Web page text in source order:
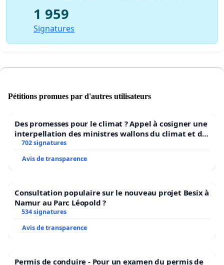
Lorsque chaque minute compte, vous pouvez
défendre le bien être de vos animaux devant le
Pensez à vos animaux.
Signer notre pétition !
1 959
Signatures
Pétitions promues par d'autres utilisateurs
Des promesses pour le climat ? Appel à cosigner une
interpellation des ministres wallons du climat et de
l’environnement.
702 signatures
Avis de transparence
Consultation populaire sur le nouveau projet Besix à
Namur au Parc Léopold ?
534 signatures
Avis de transparence
Permis de conduire - Pour un examen du permis de